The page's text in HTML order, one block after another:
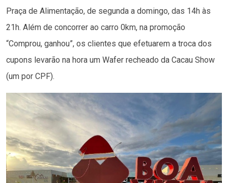
Praça de Alimentação, de segunda a domingo, das 14h às
21h. Além de concorrer ao carro 0km, na promoção
“Comprou, ganhou”, os clientes que efetuarem a troca dos
cupons levarão na hora um Wafer recheado da Cacau Show
(um por CPF).